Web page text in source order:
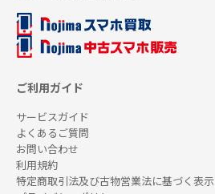
ご利用ガイド
サービスガイド
よくあるご質問
お問い合わせ
利用規約
特定商取引法及び古物営業法に基づく表示